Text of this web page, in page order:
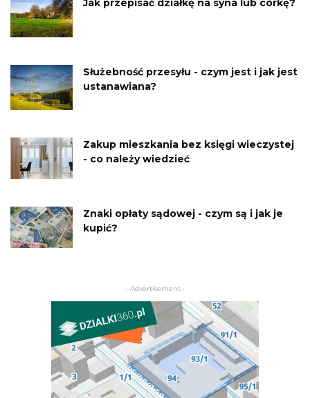
Jak przepisać działkę na syna lub córkę?
Służebność przesyłu - czym jest i jak jest
ustanawiana?
Zakup mieszkania bez księgi wieczystej
- co należy wiedzieć
Znaki opłaty sądowej - czym są i jak je
kupić?
- Advertisement -